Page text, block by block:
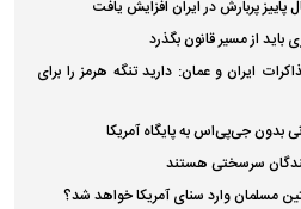
پربارش در ایران افزایش یافت
باید از مسیر قانون بگذرد
ایران و عمان: دارید تنگه هرمز را برای
بدون جی‌پی‌اس به پایگاه آمریکا
سرسختی هستند
مسلمان وارد سنای آمریکا خواهد شد؟